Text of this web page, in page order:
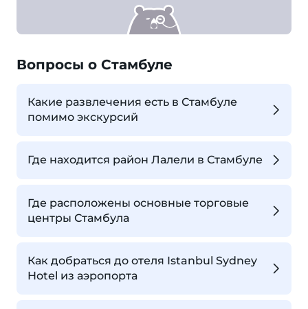
Вопросы о Стамбуле
Какие развлечения есть в Стамбуле
помимо экскурсий
Где находится район Лалели в Стамбуле
Где расположены основные торговые
центры Стамбула
Как добраться до отеля Istanbul Sydney
Hotel из аэропорта